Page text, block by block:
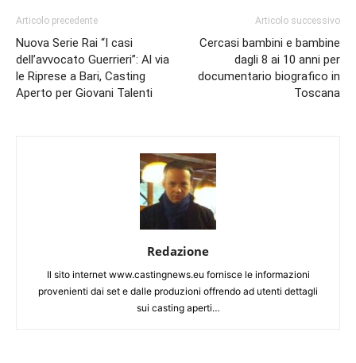
Articolo precedente
Nuova Serie Rai “I casi
dell’avvocato Guerrieri”: Al via
le Riprese a Bari, Casting
Aperto per Giovani Talenti
Articolo successivo
Cercasi bambini e bambine
dagli 8 ai 10 anni per
documentario biografico in
Toscana
Redazione
Il sito internet www.castingnews.eu fornisce le informazioni
provenienti dai set e dalle produzioni offrendo ad utenti dettagli
sui casting aperti…